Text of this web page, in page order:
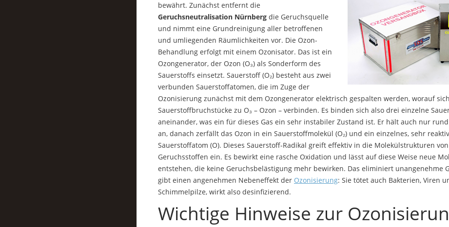
bewährt. Zunächst entfernt die
Geruchsneutralisation Nürnberg die Geruchsquelle
und nimmt eine Grundreinigung aller betroffenen
und umliegenden Räumlichkeiten vor. Die Ozon-
Behandlung erfolgt mit einem Ozonisator. Das ist ein
Ozongenerator, der Ozon (O₃) als Sonderform des
Sauerstoffs einsetzt. Sauerstoff (O₂) besteht aus zwei
verbunden Sauerstoffatomen, die im Zuge der
Ozonisierung zunächst mit dem Ozongenerator elektrisch gespalten werden, worauf
Sauerstoffbruchstücke zu O₃ – Ozon – verbinden. Es binden sich also drei einzelne
aneinander, was ein für dieses Gas ein sehr instabiler Zustand ist. Er hält auch nur
an, danach zerfällt das Ozon in ein Sauerstoffmolekül (O₂) und ein einzelnes, sehr
Sauerstoffatom (O). Dieses Sauerstoff-Radikal greift effektiv in die Molekülstrukturen von
Geruchsstoffen ein. Es bewirkt eine rasche Oxidation und lässt auf diese Weise neue
entstehen, die keine Geruchsbelästigung mehr bewirken. Das eliminiert unangenehme
gibt einen angenehmen Nebeneffekt der Ozonisierung: Sie tötet auch Bakterien, Viren
Schimmelpilze, wirkt also desinfizierend.
Wichtige Hinweise zur